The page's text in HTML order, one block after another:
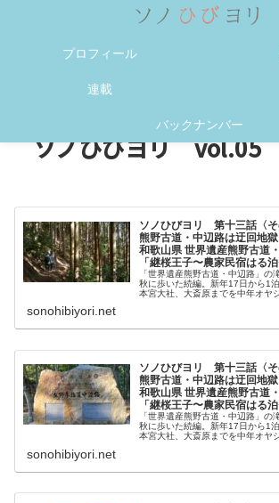
プロフィール
連載
バックナンバー
ソノひびヨリ vol.05
ソノひびヨリ 第十三話〈そ
熊野古道・中辺路は迂回地獄
和歌山県 世界遺産熊野古道
「継桜王子〜農家民宿はる
「世界遺産熊野古道・中辺路」の
秋に歩いた続編。新年17日から1
本宮大社、大斎原までを中年オヤ
獄！？」のその1、読んでから歩
sonohibiyori.net
ソノひびヨリ 第十三話〈そ
熊野古道・中辺路は迂回地獄
和歌山県 世界遺産熊野古道
「継桜王子〜農家民宿はる
「世界遺産熊野古道・中辺路」の
秋に歩いた続編。新年17日から1
本宮大社、大斎原までを中年オヤ
獄！！のその2、読んでから歩く
sonohibiyori.net